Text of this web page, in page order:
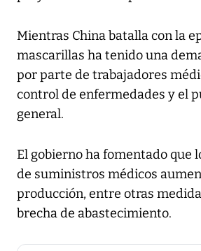
Mientras China batalla con la
mascarillas ha tenido una
por parte de trabajadores
control de enfermedades y el
general.
El gobierno ha fomentado que
de suministros médicos
producción, entre otras
brecha de abastecimiento.